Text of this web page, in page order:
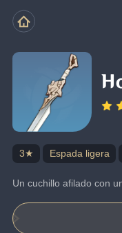
3★ Espada ligera
Un cuchillo afilado con